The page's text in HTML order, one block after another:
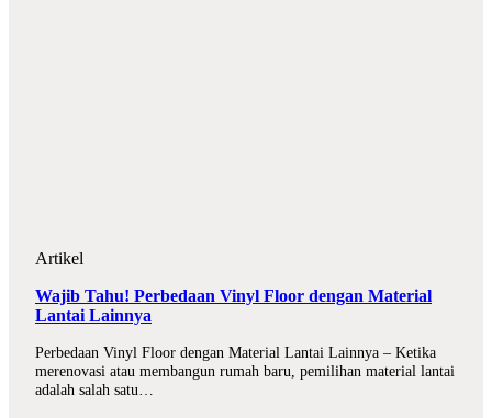
Artikel
Wajib Tahu! Perbedaan Vinyl Floor dengan Material
Lantai Lainnya
Perbedaan Vinyl Floor dengan Material Lantai Lainnya – Ketika
merenovasi atau membangun rumah baru, pemilihan material lantai
adalah salah satu…